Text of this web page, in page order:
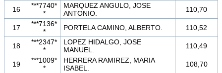
16
***7740*
*
MARQUEZ ANGULO, JOSE
ANTONIO.
110,70
17
***7136*
*
PORTELA CAMINO, ALBERTO. 110,52
18
***2347*
*
LOPEZ HIDALGO, JOSE
MANUEL.
110,49
19
***1009*
*
HERRERA RAMIREZ, MARIA
ISABEL.
108,70